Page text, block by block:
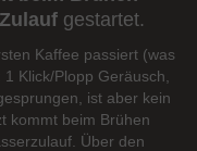
gestartet.
Kaffee passiert (was
Klick/Plopp Geräusch,
ist aber kein
kommt beim Brühen
Über den